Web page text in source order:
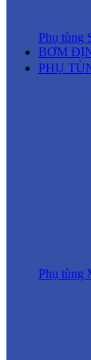
Phụ tùng
BƠM
PHỤ
Phụ tùng